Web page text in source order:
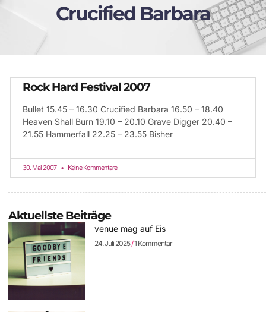
Crucified Barbara
Rock Hard Festival 2007
Bullet 15.45 – 16.30 Crucified Barbara 16.50 – 18.40
Heaven Shall Burn 19.10 – 20.10 Grave Digger 20.40 –
21.55 Hammerfall 22.25 – 23.55 Bisher
30. Mai 2007 Keine Kommentare
Aktuellste Beiträge
venue mag auf Eis
24. Juli 2025 1 Kommentar